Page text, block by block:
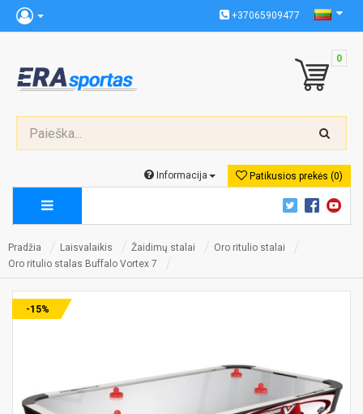
+37065909477
0
Patikusios prekės (0)
Informacija
Pradžia Laisvalaikis Žaidimų stalai
Oro ritulio stalai
Oro ritulio stalas Buffalo Vortex 7
-15%